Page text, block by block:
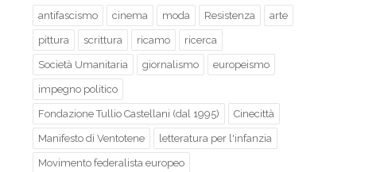
antifascismo cinema moda Resistenza arte
pittura scrittura ricamo ricerca
Società Umanitaria giornalismo europeismo
impegno politico
Fondazione Tullio Castellani (dal 1995) Cinecittà
Manifesto di Ventotene letteratura per l'infanzia
Movimento federalista europeo